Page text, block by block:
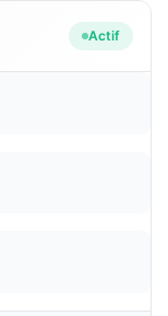
Actif